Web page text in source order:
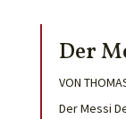
Der
VON
Der Messi